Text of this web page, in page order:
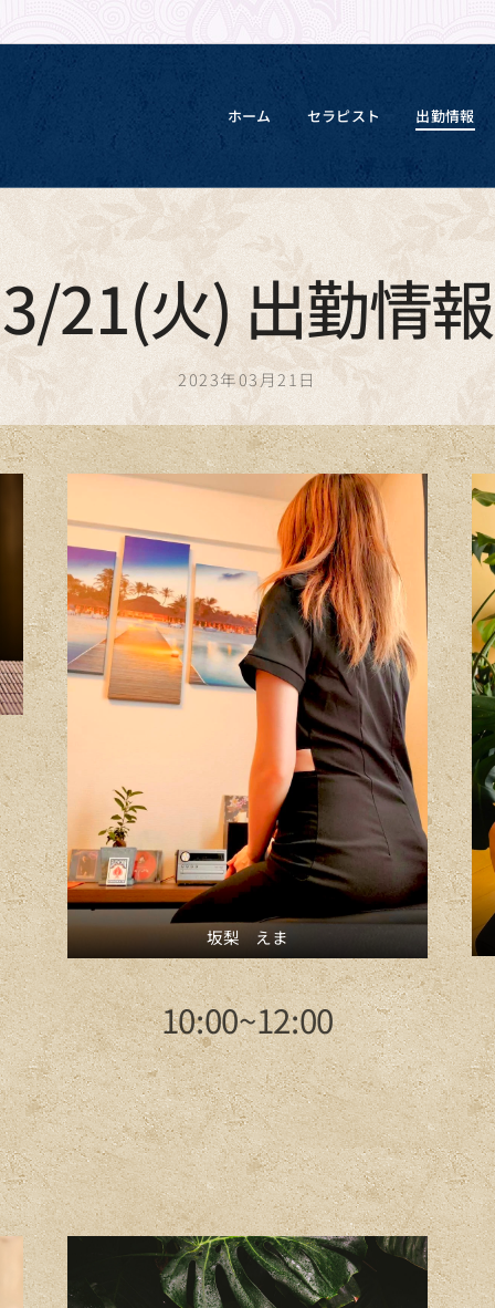
ホーム セラピスト 出勤情報
3/21(火) 出勤情報
2023年03月21日
坂梨 えま
10:00~12:00